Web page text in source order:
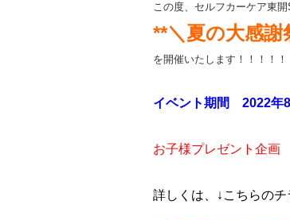
この度、セルフカーケア東
**＼夏の大感謝
を開催いたします！！！！！
イベント期間 2022年
お子様プレゼント企画
詳しくは、↓こちらの